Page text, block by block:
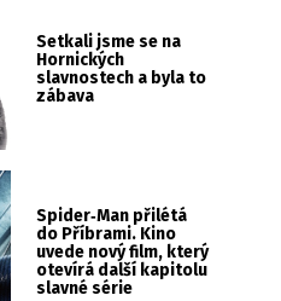
Setkali jsme se na
Hornických
slavnostech a byla to
zábava
Spider‑Man přilétá
do Příbrami. Kino
uvede nový film, který
otevírá další kapitolu
slavné série